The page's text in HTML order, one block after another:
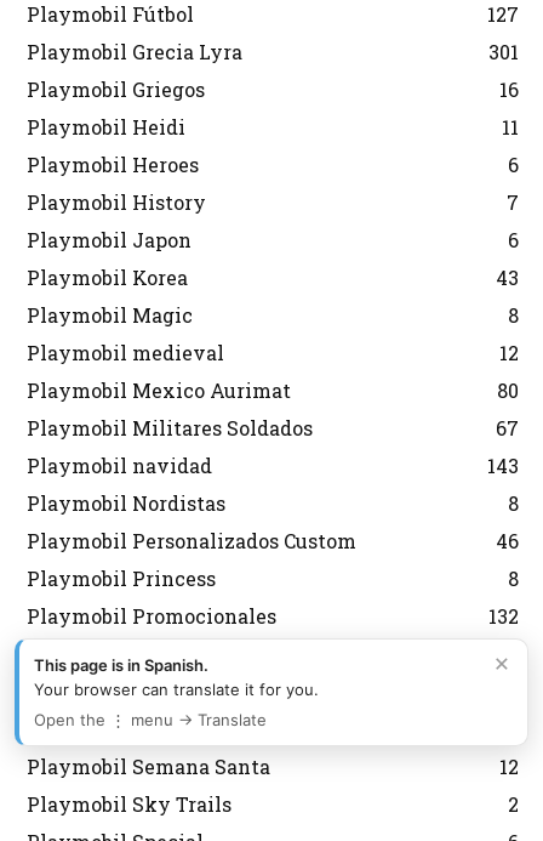
Playmobil Fútbol
127
Playmobil Grecia Lyra
301
Playmobil Griegos
16
Playmobil Heidi
11
Playmobil Heroes
6
Playmobil History
7
Playmobil Japon
6
Playmobil Korea
43
Playmobil Magic
8
Playmobil medieval
12
Playmobil Mexico Aurimat
80
Playmobil Militares Soldados
67
Playmobil navidad
143
Playmobil Nordistas
8
Playmobil Personalizados Custom
46
Playmobil Princess
8
Playmobil Promocionales
132
Playmobil regreso al futuro
10
Playmobil Scooby Doo
Playmobil segunda mano
Playmobil Semana Santa
12
Playmobil Sky Trails
2
×
This page is in Spanish.
Your browser can translate it for you.
Open the ⋮ menu → Translate